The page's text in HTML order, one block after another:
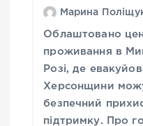
Марина
Облаштовано
проживання в
Розі, де
Херсонщини
безпечний
підтримку. Про